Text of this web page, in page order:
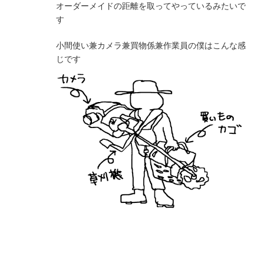
オーダーメイドの距離を取ってやっているみたいで
す
小間使い兼カメラ兼買物係兼作業員の僕はこんな感
じです